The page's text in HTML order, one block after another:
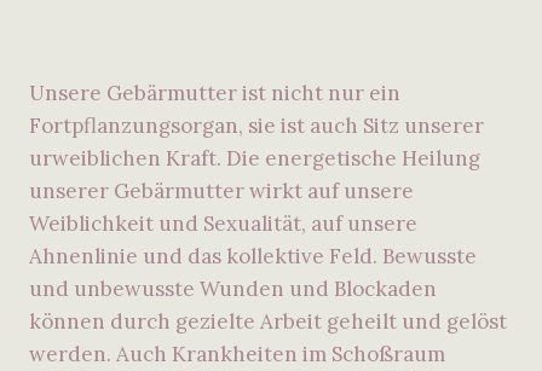
Unsere Gebärmutter ist nicht nur ein
Fortpflanzungsorgan, sie ist auch Sitz unserer
urweiblichen Kraft. Die energetische Heilung
unserer Gebärmutter wirkt auf unsere
Weiblichkeit und Sexualität, auf unsere
Ahnenlinie und das kollektive Feld. Bewusste
und unbewusste Wunden und Blockaden
können durch gezielte Arbeit geheilt und gelöst
werden. Auch Krankheiten im Schoßraum